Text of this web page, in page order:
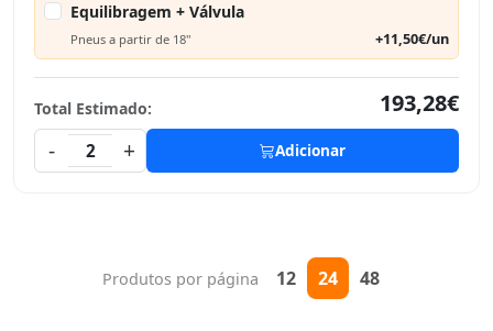
Equilibragem + Válvula
Pneus a partir de 18" +11,50€/un
Total Estimado:
193,28€
-
2 + Adicionar
Produtos por página 12 24 48